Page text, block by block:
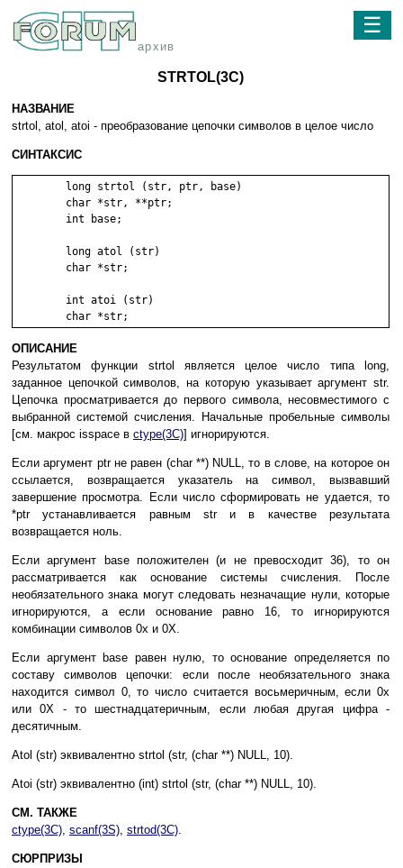
архив
☰
STRTOL(3C)
НАЗВАНИЕ
strtol, atol, atoi - преобразование цепочки символов в целое число
СИНТАКСИС
ОПИСАНИЕ
Результатом функции strtol является целое число типа long,
заданное цепочкой символов, на которую указывает аргумент str.
Цепочка просматривается до первого символа, несовместимого с
выбранной системой счисления. Начальные пробельные символы
[см. макрос isspace в ctype(3C)] игнорируются.
Если аргумент ptr не равен (char **) NULL, то в слове, на которое он
ссылается, возвращается указатель на символ, вызвавший
завершение просмотра. Если число сформировать не удается, то
*ptr устанавливается равным str и в качестве результата
возвращается ноль.
Если аргумент base положителен (и не превосходит 36), то он
рассматривается как основание системы счисления. После
необязательного знака могут следовать незначащие нули, которые
игнорируются, а если основание равно 16, то игнорируются
комбинации символов 0x и 0X.
Если аргумент base равен нулю, то основание определяется по
составу символов цепочки: если после необязательного знака
находится символ 0, то число считается восьмеричным, если 0x
или 0X - то шестнадцатеричным, если любая другая цифра -
десятичным.
Atol (str) эквивалентно strtol (str, (char **) NULL, 10).
Atoi (str) эквивалентно (int) strtol (str, (char **) NULL, 10).
СМ. ТАКЖЕ
ctype(3C), scanf(3S), strtod(3C).
СЮРПРИЗЫ